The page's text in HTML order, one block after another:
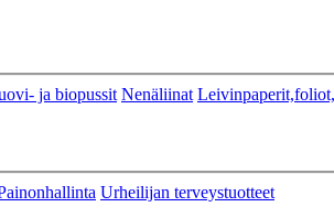
ja biopussit Nenäliinat
Urheilijan terveystuotteet